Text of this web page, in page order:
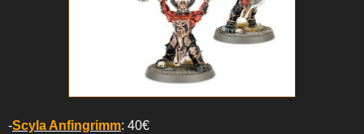
-Scyla Anfingrimm: 40€